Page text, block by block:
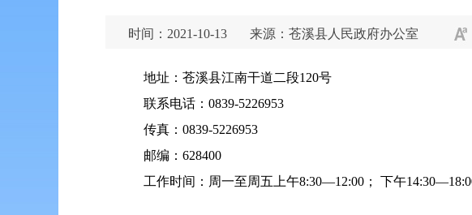
时间：2021-10-13 来源：苍溪县人民政府办公室
地址：苍溪县江南干道二段120号
联系电话：0839-5226953
传真：0839-5226953
邮编：628400
工作时间：周一至周五上午8:30—12:00； 下午